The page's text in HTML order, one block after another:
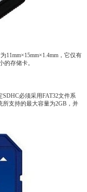
11mm×15mm×1.4mm，它仅有
的存储卡。
必须采用FAT32文件系
所支持的最大容量为2GB，并